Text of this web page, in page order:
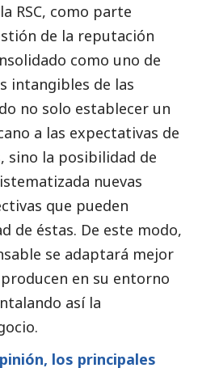
RSC, como parte
de la reputación
como uno de
intangibles de las
no solo establecer un
a las expectativas de
sino la posibilidad de
nuevas
que pueden
de éstas. De este modo,
se adaptará mejor
en su entorno
así la
, los principales